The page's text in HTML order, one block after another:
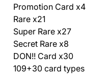
Promotion Card x4
Rare x21
Super Rare x27
Secret Rare x8
DON!! Card x30
109+30 card types